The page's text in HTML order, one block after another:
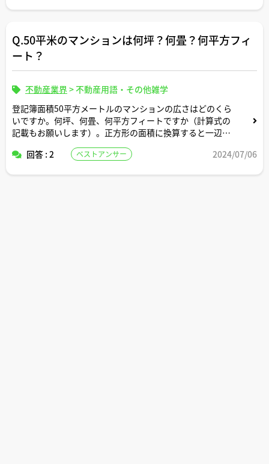
Q.50平米のマンションは何坪？何畳？何平方フィ
ート？
不動産業界>不動産用語・その他雑学
登記簿面積50平方メートルのマンションの広さはどのくら
いですか。何坪、何畳、何平方フィートですか（計算式の
記載もお願いします）。正方形の面積に換算すると一辺の
か。回答 : 2 ベストアンサー 2024/07/06